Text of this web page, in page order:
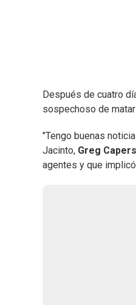
Después de cuatro
sospechoso de
"Tengo buenas
Jacinto, Greg Capers
agentes y que implicó